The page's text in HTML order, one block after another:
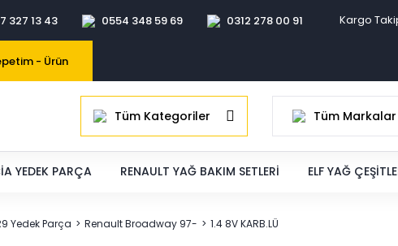
327 13 43 0554 348 59 69 0312 278 00 91 Kargo
- Ürün
Tüm Kategoriler Tüm Markalar
YEDEK PARÇA RENAULT YAĞ BAKIM SETLERI ELF YAĞ
Yedek Parça Renault Broadway 97- 1.4 8V KARB.LÜ